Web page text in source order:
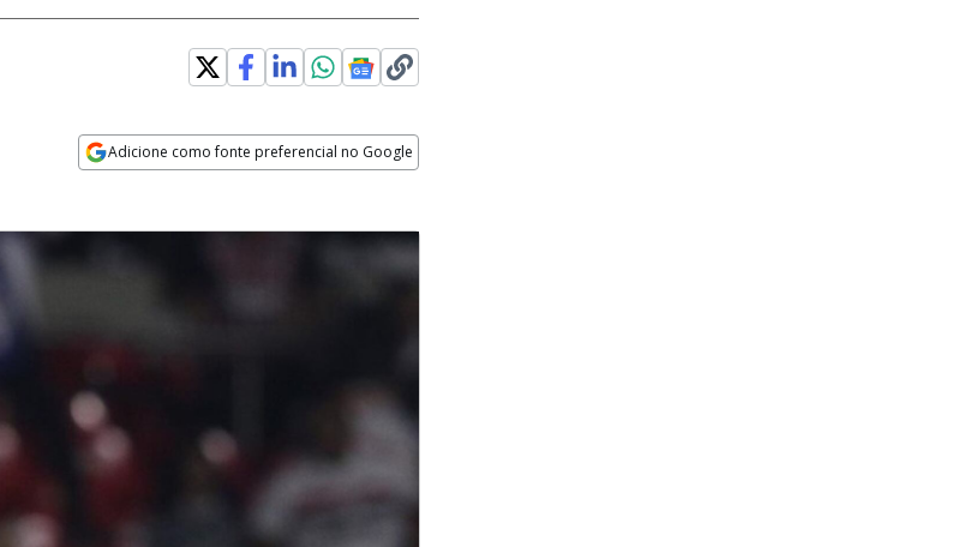
Adicione como fonte preferencial no Google